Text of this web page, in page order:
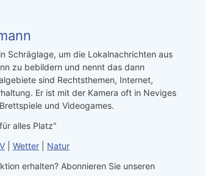
Schräglage, um die Lokalnachrichten aus
zu bebildern und nennt das dann
sind Rechtsthemen, Internet,
Er ist mit der Kamera oft in Neviges
und Videogames.
alles Platz“
Wetter
Natur
erhalten? Abonnieren Sie unseren